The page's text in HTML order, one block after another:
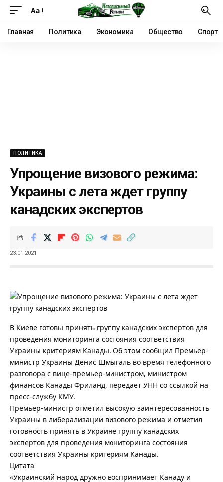
Аа
Главная Политика Экономика Общество Спорт
ПОЛИТИКА
Упрощение визового режима:
Украины с лета ждет группу
канадских экспертов
23.01.2021
В Киеве готовы принять группу канадских экспертов для
проведения мониторинга состояния соответствия
Украины критериям Канады. Об этом сообщил Премьер-
министр Украины Денис Шмыгаль во время телефонного
разговора с вице-премьер-министром, министром
финансов Канады Фриланд, передает УНН со ссылкой на
пресс-службу КМУ.
Премьер-министр отметил высокую заинтересованность
Украины в либерализации визового режима и отметил
готовность принять в Украине группу канадских
экспертов для проведения мониторинга состояния
соответствия Украины критериям Канады.
Цитата
«Украинский народ дружно воспринимает Канаду и